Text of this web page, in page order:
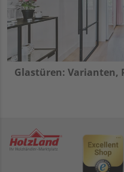
Glastüren: Varianten,